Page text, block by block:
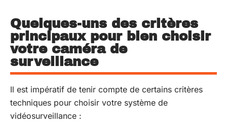
Quelques-uns des critères
principaux pour bien choisir
votre caméra de
surveillance
Il est impératif de tenir compte de certains critères
techniques pour choisir votre système de
vidéosurveillance :